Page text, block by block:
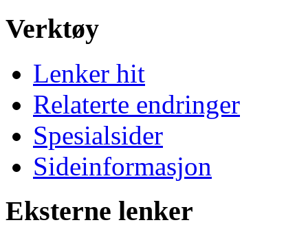
Verktøy
Lenker hit
Relaterte endringer
Spesialsider
Sideinformasjon
Eksterne lenker